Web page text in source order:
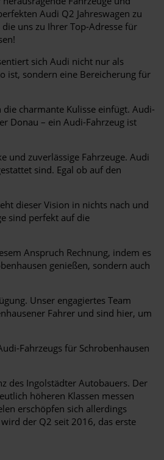
Audi Q2 Jahreswagen zu
uns zu Ihrer Top-Adresse für
sich Audi nicht nur als
ist, sondern eine Bereicherung für
charmante Kulisse einfügt. Audi-
Donau – ein Audi-Fahrzeug ist
und zuverlässige Fahrzeuge. Audi
sind. Egal ob auf den
dieser Vision in nichts nach und
sind perfekt auf die
Anspruch Rechnung, indem es
genießen, sondern auch
Unser engagiertes Team
Fahrer und sind hier, um
Fahrzeugs für Schrobenhausen
des Ingolstädter Autobauers. Der
höheren Klassen messen
erschöpfen sich allerdings
der Q2 seit 2016, das erste